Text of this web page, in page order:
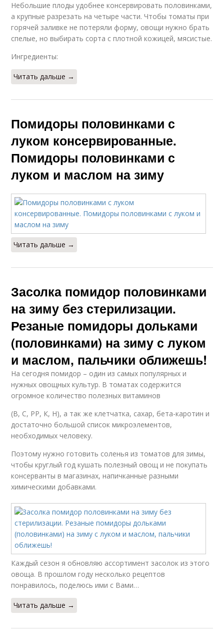
Небольшие плоды удобнее консервировать половинками,
а крупные разрезать на четыре части. Чтобы томаты при
горячей заливке не потеряли форму, овощи нужно брать
спелые, но выбирать сорта с плотной кожицей, мясистые.
Ингредиенты:
Читать дальше →
Помидоры половинками с
луком консервированные.
Помидоры половинками с
луком и маслом на зиму
Читать дальше →
Засолка помидор половинками
на зиму без стерилизации.
Резаные помидоры дольками
(половинками) на зиму с луком
и маслом, пальчики оближешь!
На сегодня помидор – один из самых популярных и
нужных овощных культур. В томатах содержится
огромное количество полезных витаминов
(В, С, РР, К, Н), а так же клетчатка, сахар, бета-каротин и
достаточно большой список микроэлементов,
необходимых человеку.
Поэтому нужно готовить соленья из томатов для зимы,
чтобы круглый год кушать полезный овощ и не покупать
консерванты в магазинах, напичканные разными
химическими добавками.
Каждый сезон я обновляю ассортимент засолок из этого
овоща. В прошлом году несколько рецептов
понравилось, поделюсь ими с Вами…
Читать дальше →